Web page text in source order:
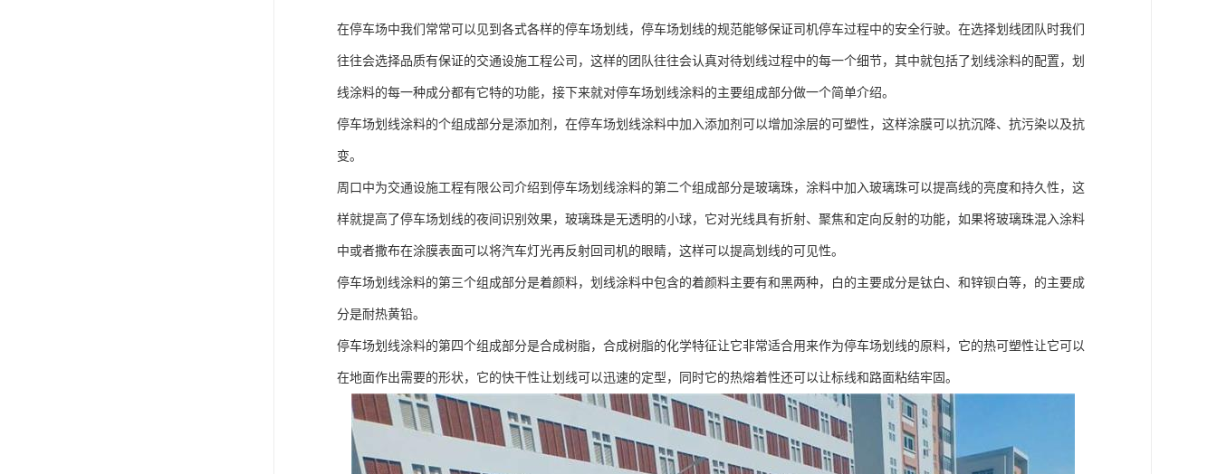
在停车场中我们常常可以见到各式各样的停车场划线，停车场划线的规范能够保证司机停车过程中的安全行驶。在选择划线团队时我们
往往会选择品质有保证的交通设施工程公司，这样的团队往往会认真对待划线过程中的每一个细节，其中就包括了划线涂料的配置，划
线涂料的每一种成分都有它特的功能，接下来就对停车场划线涂料的主要组成部分做一个简单介绍。
停车场划线涂料的个组成部分是添加剂，在停车场划线涂料中加入添加剂可以增加涂层的可塑性，这样涂膜可以抗沉降、抗污染以及抗
变。
周口中为交通设施工程有限公司介绍到停车场划线涂料的第二个组成部分是玻璃珠，涂料中加入玻璃珠可以提高线的亮度和持久性，这
样就提高了停车场划线的夜间识别效果，玻璃珠是无透明的小球，它对光线具有折射、聚焦和定向反射的功能，如果将玻璃珠混入涂料
中或者撒布在涂膜表面可以将汽车灯光再反射回司机的眼睛，这样可以提高划线的可见性。
停车场划线涂料的第三个组成部分是着颜料，划线涂料中包含的着颜料主要有和黑两种，白的主要成分是钛白、和锌钡白等，的主要成
分是耐热黄铅。
停车场划线涂料的第四个组成部分是合成树脂，合成树脂的化学特征让它非常适合用来作为停车场划线的原料，它的热可塑性让它可以
在地面作出需要的形状，它的快干性让划线可以迅速的定型，同时它的热熔着性还可以让标线和路面粘结牢固。